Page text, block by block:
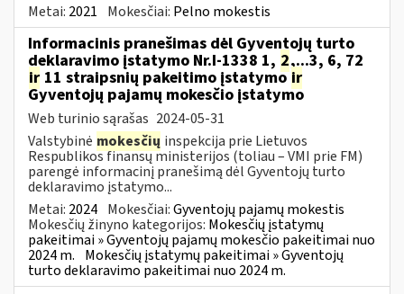
Metai: 2021 Mokesčiai: Pelno mokestis
Informacinis pranešimas dėl Gyventojų turto
deklaravimo įstatymo Nr.I-1338 1, 2,...3, 6, 72
ir 11 straipsnių pakeitimo įstatymoir
Gyventojų pajamų mokesčio įstatymo
Web turinio sąrašas 2024-05-31
Valstybinė mokesčių inspekcija prie Lietuvos
Respublikos finansų ministerijos (toliau – VMI prie FM)
parengė informacinį pranešimą dėl Gyventojų turto
deklaravimo įstatymo...
Metai: 2024 Mokesčiai:Gyventojų pajamų mokestis
Mokesčių žinyno kategorijos: Mokesčių įstatymų
pakeitimai » Gyventojų pajamų mokesčio pakeitimai nuo
2024 m. Mokesčių įstatymų pakeitimai » Gyventojų
turto deklaravimo pakeitimai nuo 2024 m.